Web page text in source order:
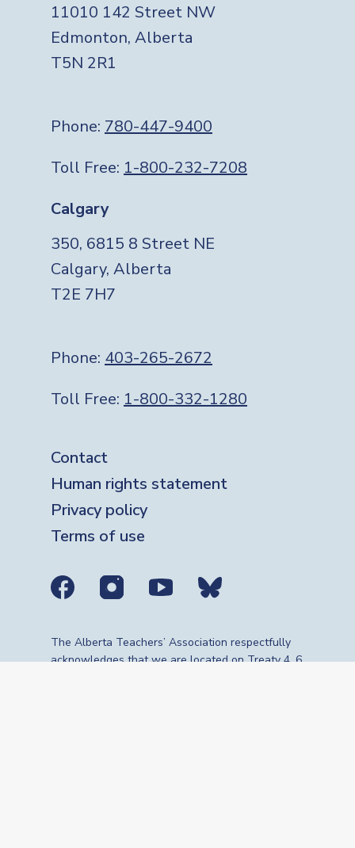
11010 142 Street NW
Edmonton, Alberta
T5N 2R1
Phone: 780-447-9400
Toll Free: 1-800-232-7208
Calgary
350, 6815 8 Street NE
Calgary, Alberta
T2E 7H7
Phone: 403-265-2672
Toll Free: 1-800-332-1280
Footer
Contact
Human rights statement
Privacy policy
Terms of use
Social media links
The Alberta Teachers’ Association respectfully
acknowledges that we are located on Treaty 4, 6,